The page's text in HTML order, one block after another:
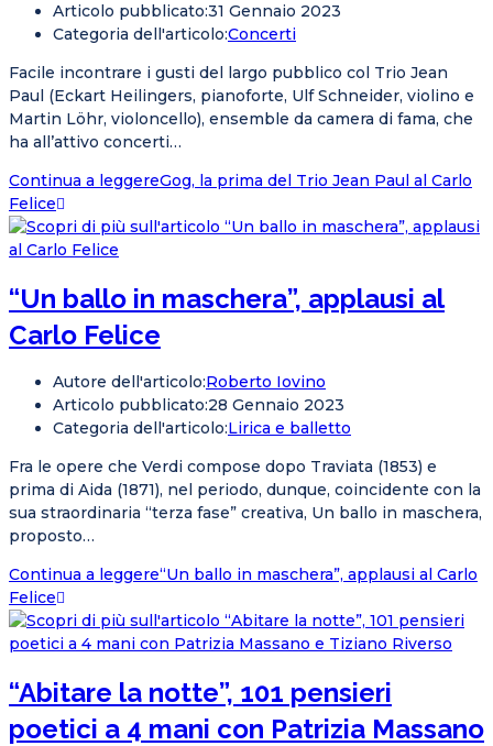
Articolo pubblicato:31 Gennaio 2023
Categoria dell'articolo:Concerti
Facile incontrare i gusti del largo pubblico col Trio Jean
Paul (Eckart Heilingers, pianoforte, Ulf Schneider, violino e
Martin Löhr, violoncello), ensemble da camera di fama, che
ha all’attivo concerti…
Continua a leggereGog, la prima del Trio Jean Paul al Carlo
Felice
“Un ballo in maschera”, applausi al
Carlo Felice
Autore dell'articolo:Roberto Iovino
Articolo pubblicato:28 Gennaio 2023
Categoria dell'articolo:Lirica e balletto
Fra le opere che Verdi compose dopo Traviata (1853) e
prima di Aida (1871), nel periodo, dunque, coincidente con la
sua straordinaria “terza fase” creativa, Un ballo in maschera,
proposto…
Continua a leggere“Un ballo in maschera”, applausi al Carlo
Felice
“Abitare la notte”, 101 pensieri
poetici a 4 mani con Patrizia Massano